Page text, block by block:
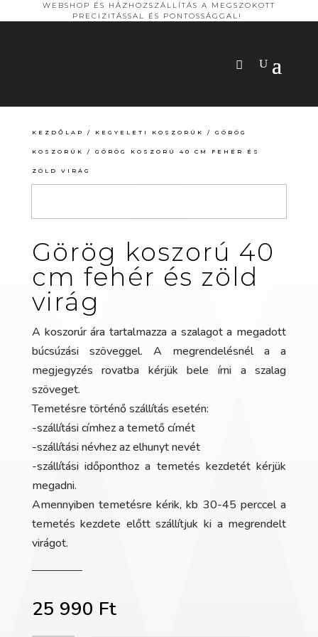
WEBSHOP ÉS HÁZHOZSZÁLLÍTÁS A MEGSZOKOTT
PRECIZITÁSSAL ÉS PONTOSSÁGGAL!
KEZDŐLAP / KEGYELETI KOSZORÚK / GÖRÖG
KOSZORÚK / GÖRÖG KOSZORÚ 40 CM FEHÉR ÉS
ZÖLD VIRÁG
Görög koszorú 40
cm fehér és zöld
virág
A koszorúr ára tartalmazza a szalagot a megadott
búcsúzási szöveggel. A megrendelésnél a a
megjegyzés rovatba kérjük bele írni a szalag
szöveget.
Temetésre történő szállítás esetén:
-szállítási címhez a temető címét
-szállítási névhez az elhunyt nevét
-szállítási időponthoz a temetés kezdetét kérjük
megadni.
Amennyiben temetésre kérik, kb 30-45 perccel a
temetés kezdete előtt szállítjuk ki a megrendelt
virágot.
25 990 Ft